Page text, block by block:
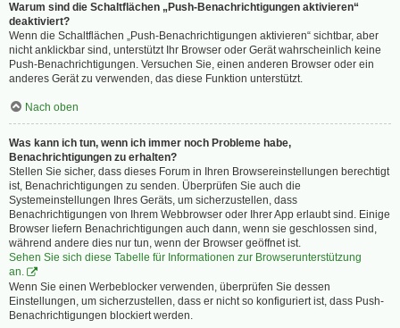
Warum sind die Schaltflächen „Push-Benachrichtigungen aktivieren“
deaktiviert?
Wenn die Schaltflächen „Push-Benachrichtigungen aktivieren“ sichtbar, aber
nicht anklickbar sind, unterstützt Ihr Browser oder Gerät wahrscheinlich keine
Push-Benachrichtigungen. Versuchen Sie, einen anderen Browser oder ein
anderes Gerät zu verwenden, das diese Funktion unterstützt.
Nach oben
Was kann ich tun, wenn ich immer noch Probleme habe,
Benachrichtigungen zu erhalten?
Stellen Sie sicher, dass dieses Forum in Ihren Browsereinstellungen berechtigt
ist, Benachrichtigungen zu senden. Überprüfen Sie auch die
Systemeinstellungen Ihres Geräts, um sicherzustellen, dass
Benachrichtigungen von Ihrem Webbrowser oder Ihrer App erlaubt sind. Einige
Browser liefern Benachrichtigungen auch dann, wenn sie geschlossen sind,
während andere dies nur tun, wenn der Browser geöffnet ist.
Sehen Sie sich diese Tabelle für Informationen zur Browserunterstützung
an.
Wenn Sie einen Werbeblocker verwenden, überprüfen Sie dessen
Einstellungen, um sicherzustellen, dass er nicht so konfiguriert ist, dass Push-
Benachrichtigungen blockiert werden.